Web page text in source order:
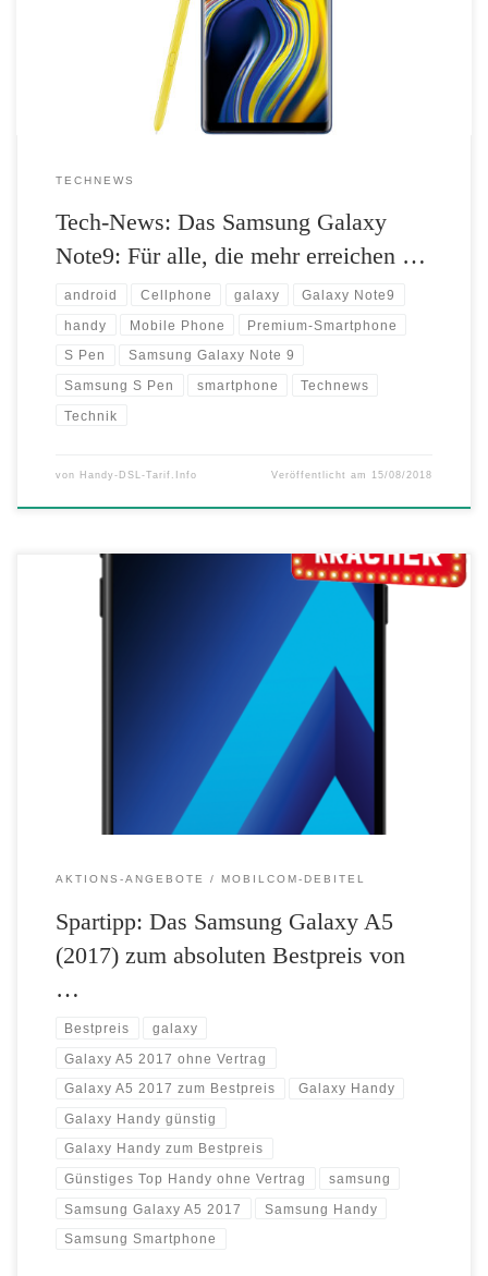
die privat das Maximum herausholen wollen. Auffälligste Neuerung
des Galaxy Note9 ist der S Pen mit Bluetooth-Unterstützung – so lässt
TECHNEWS
Tech-News: Das Samsung Galaxy
Note9: Für alle, die mehr erreichen …
android Cellphone galaxy Galaxy Note9
handy Mobile Phone Premium-Smartphone
S Pen Samsung Galaxy Note 9
Samsung S Pen smartphone Technews
Technik
von Handy-DSL-Tarif.Info Veröffentlicht am 15/08/2018
Spartipp: Samsung Preiskracher bei mobilcom-debitel – Das Samsung
Galaxy A5 (2017) zum absoluten Bestpreis von nur 235,00 Euro
anstatt 429,00 Euro ohne Vertrag Sie sparen somit 194,00 Euro. Der
Angebotspreis gilt nur für die Farbe Schwarz. Zusätzlich sparen Sie die
Versandkosten, wenn Sie sich den Artikel in der Filiale reservieren […]
AKTIONS-ANGEBOTE MOBILCOM-DEBITEL
Spartipp: Das Samsung Galaxy A5
(2017) zum absoluten Bestpreis von
…
Bestpreis galaxy
Galaxy A5 2017 ohne Vertrag
Galaxy A5 2017 zum Bestpreis Galaxy Handy
Galaxy Handy günstig
Galaxy Handy zum Bestpreis
Günstiges Top Handy ohne Vertrag samsung
Samsung Galaxy A5 2017 Samsung Handy
Samsung Smartphone